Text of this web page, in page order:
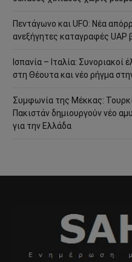
Πεντάγωνο και UFO: Νέα
ανεξήγητες καταγραφές UAP
Ισπανία – Ιταλία: Συνοριακοί
στη Θέουτα και νέο ρήγμα
Συμφωνία της Μέκκας:
Πακιστάν δημιουργούν νέο
για την Ελλάδα